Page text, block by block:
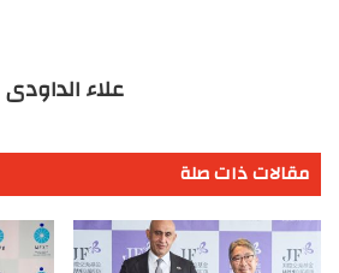
علاء الداودى
مقالات ذات صلة